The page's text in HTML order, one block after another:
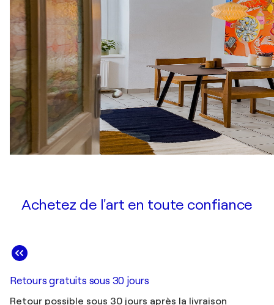
Achetez de l'art en toute confiance
Retours gratuits sous 30 jours
Retour possible sous 30 jours après la livraison